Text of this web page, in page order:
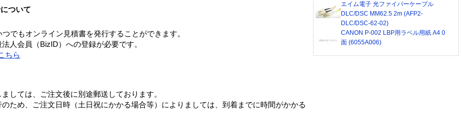
ついて
でもオンライン見積書を発行することができます。
人会員（BizID）への登録が必要です。
ちら
しては、ご注文後に別途郵送しております。
ため、ご注文日時（土日祝にかかる場合等）によりましては、到着までに時間がかかる
エイム電子 光ファイバーケーブル
DLC/DSC MM62.5 2m (AFP2-
DLC/DSC-62-02)
CANON P-002 LBP用ラベル用紙 A4 0
面 (6055A006)